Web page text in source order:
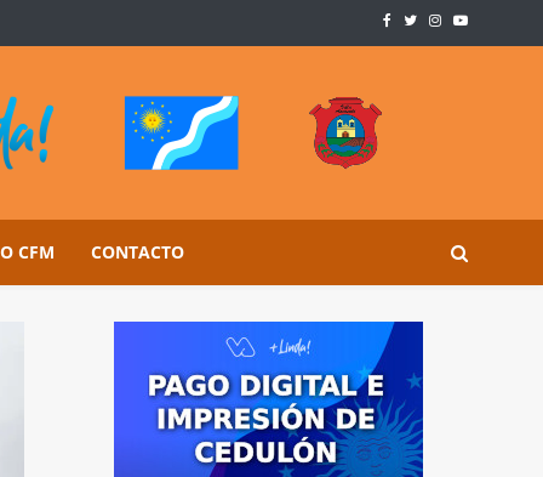
CFM CONTACTO